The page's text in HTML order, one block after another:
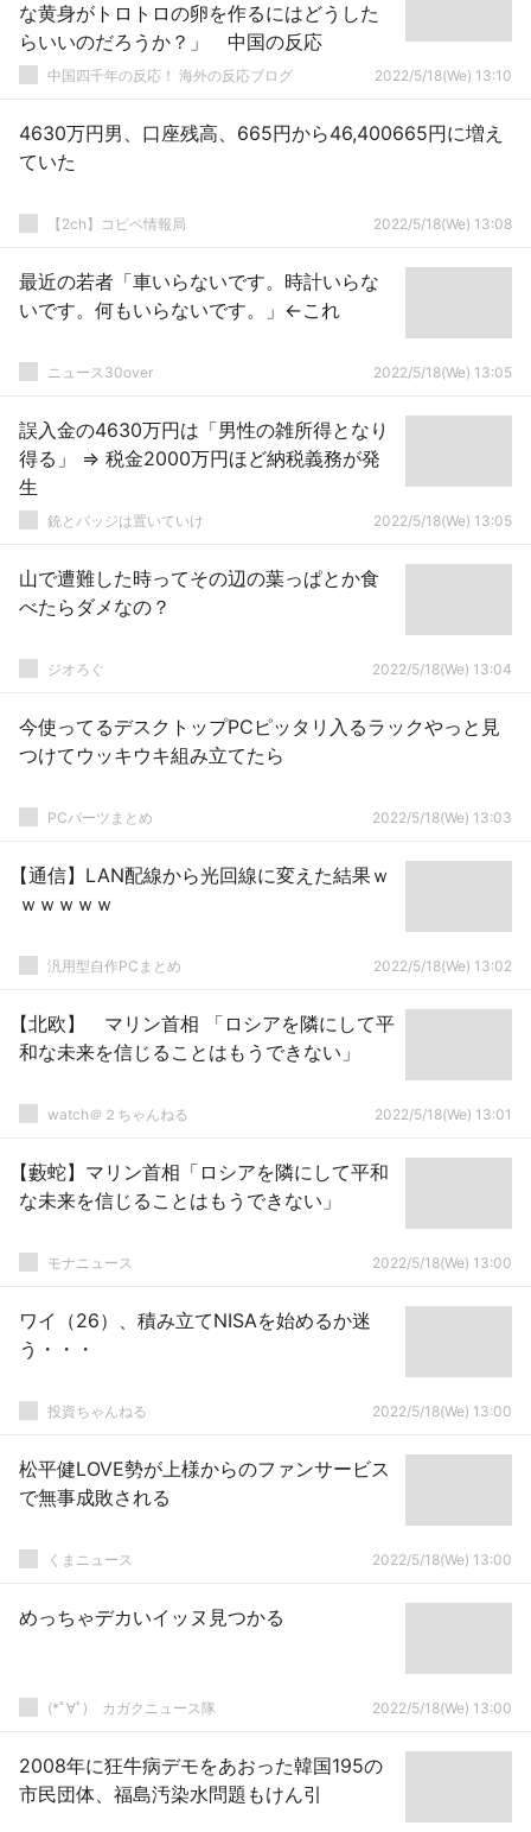
な黄身がトロトロの卵を作るにはどうした
らいいのだろうか？」 中国の反応
中国四千年の反応！ 海外の反応ブログ 2022/5/18(We) 13:10
4630万円男、口座残高、665円から46,400665円に増え
ていた
【2ch】コピペ情報局 2022/5/18(We) 13:08
最近の若者「車いらないです。時計いらな
いです。何もいらないです。」←これ
ニュース30over 2022/5/18(We) 13:05
誤入金の4630万円は「男性の雑所得となり
得る」 ⇒ 税金2000万円ほど納税義務が発
生
銃とバッジは置いていけ 2022/5/18(We) 13:05
山で遭難した時ってその辺の葉っぱとか食
べたらダメなの？
ジオろぐ 2022/5/18(We) 13:04
今使ってるデスクトップPCピッタリ入るラックやっと見
つけてウッキウキ組み立てたら
PCパーツまとめ 2022/5/18(We) 13:03
【通信】LAN配線から光回線に変えた結果ｗ
ｗｗｗｗｗ
汎用型自作PCまとめ 2022/5/18(We) 13:02
【北欧】 マリン首相 「ロシアを隣にして平
和な未来を信じることはもうできない」
watch＠２ちゃんねる 2022/5/18(We) 13:01
【藪蛇】マリン首相「ロシアを隣にして平和
な未来を信じることはもうできない」
モナニュース 2022/5/18(We) 13:00
ワイ（26）、積み立てNISAを始めるか迷
う・・・
投資ちゃんねる 2022/5/18(We) 13:00
松平健LOVE勢が上様からのファンサービス
で無事成敗される
くまニュース 2022/5/18(We) 13:00
めっちゃデカいイッヌ見つかる
(*ﾟ∀ﾟ)ゞカガクニュース隊 2022/5/18(We) 13:00
2008年に狂牛病デモをあおった韓国195の
市民団体、福島汚染水問題もけん引